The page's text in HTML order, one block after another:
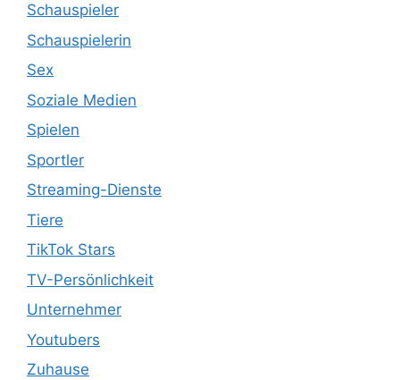
Schauspieler
Schauspielerin
Sex
Soziale Medien
Spielen
Sportler
Streaming-Dienste
Tiere
TikTok Stars
TV-Persönlichkeit
Unternehmer
Youtubers
Zuhause